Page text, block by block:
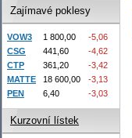
Zajímavé poklesy
VOW3 1 800,00
-5,06
CSG
441,60
-4,62
CTP
361,20
-3,42
MATTE
18 600,00
-3,13
PEN
6,40 -3,03
Kurzovní lístek